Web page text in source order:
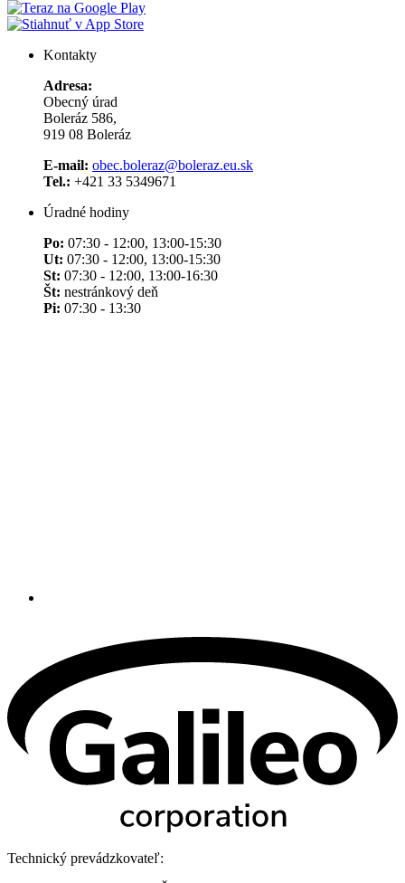
Kontakty
Adresa:
Obecný úrad
Boleráz 586,
919 08 Boleráz
E-mail: obec.boleraz@boleraz.eu.sk
Tel.: +421 33 5349671
Úradné hodiny
Po: 07:30 - 12:00, 13:00-15:30
Ut: 07:30 - 12:00, 13:00-15:30
St: 07:30 - 12:00, 13:00-16:30
Št: nestránkový deň
Pi: 07:30 - 13:30
Technický prevádzkovateľ: